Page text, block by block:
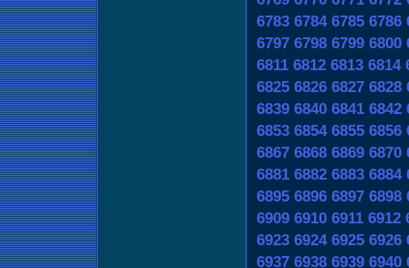
6783 6784 6785 6786
6797 6798 6799 6800
6811 6812 6813 6814
6825 6826 6827 6828
6839 6840 6841 6842
6853 6854 6855 6856
6867 6868 6869 6870
6881 6882 6883 6884
6895 6896 6897 6898
6909 6910 6911 6912
6923 6924 6925 6926
6937 6938 6939 6940